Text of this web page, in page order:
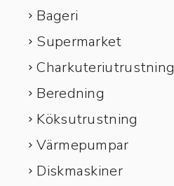
Bageri
Supermarket
Charkuteriutrustning
Beredning
Köksutrustning
Värmepumpar
Diskmaskiner